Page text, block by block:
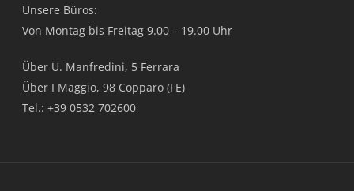
Unsere Büros:
Von Montag bis Freitag 9.00 – 19.00 Uhr
Über U. Manfredini, 5 Ferrara
Über I Maggio, 98 Copparo (FE)
Tel.: +39 0532 702600